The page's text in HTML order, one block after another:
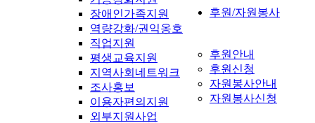
장애인가족지원
역량강화/권익옹호
직업지원
평생교육지원
지역사회네트워크
조사홍보
이용자편의지원
외부지원사업
후원/자원봉사
후원안내
후원신청
자원봉사안내
자원봉사신청